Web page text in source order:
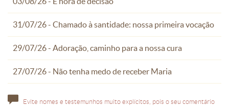
31/07/26 - Chamado à santidade: nossa primeira vocação
29/07/26 - Adoração, caminho para a nossa cura
27/07/26 - Não tenha medo de receber Maria
Evite nomes e testemunhos muito explícitos, pois o seu comentário